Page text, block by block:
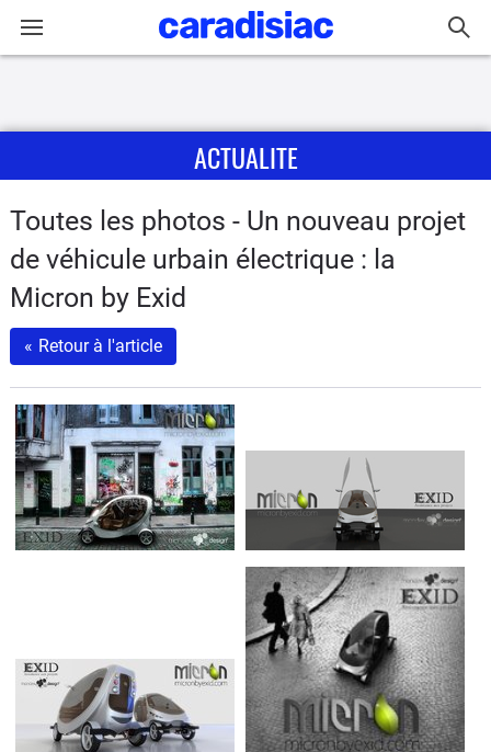
Actu
Essais
Guide
d'achat
Electriques
Utilitaires
Flottes
Auto
Forum
ACTUALITE
Toutes les photos - Un nouveau projet
de véhicule urbain électrique : la
Micron by Exid
« Retour à l'article